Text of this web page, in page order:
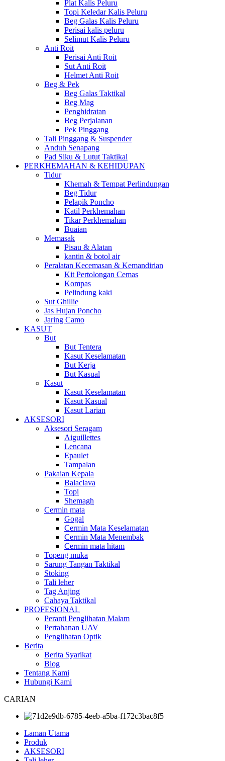
Plat Kalis Peluru
Topi Keledar Kalis Peluru
Beg Galas Kalis Peluru
Perisai kalis peluru
Selimut Kalis Peluru
Anti Roit
Perisai Anti Roit
Sut Anti Roit
Helmet Anti Roit
Beg & Pek
Beg Galas Taktikal
Beg Mag
Penghidratan
Beg Perjalanan
Pek Pinggang
Tali Pinggang & Suspender
Anduh Senapang
Pad Siku & Lutut Taktikal
PERKHEMAHAN & KEHIDUPAN
Tidur
Khemah & Tempat Perlindungan
Beg Tidur
Pelapik Poncho
Katil Perkhemahan
Tikar Perkhemahan
Buaian
Memasak
Pisau & Alatan
kantin & botol air
Peralatan Kecemasan & Kemandirian
Kit Pertolongan Cemas
Kompas
Pelindung kaki
Sut Ghillie
Jas Hujan Poncho
Jaring Camo
KASUT
But
But Tentera
Kasut Keselamatan
But Kerja
But Kasual
Kasut
Kasut Keselamatan
Kasut Kasual
Kasut Larian
AKSESORI
Aksesori Seragam
Aiguillettes
Lencana
Epaulet
Tampalan
Pakaian Kepala
Balaclava
Topi
Shemagh
Cermin mata
Gogal
Cermin Mata Keselamatan
Cermin Mata Menembak
Cermin mata hitam
Topeng muka
Sarung Tangan Taktikal
Stoking
Tali leher
Tag Anjing
Cahaya Taktikal
PROFESIONAL
Peranti Penglihatan Malam
Pertahanan UAV
Penglihatan Optik
Berita
Berita Syarikat
Blog
Tentang Kami
Hubungi Kami
CARIAN
Laman Utama
Produk
AKSESORI